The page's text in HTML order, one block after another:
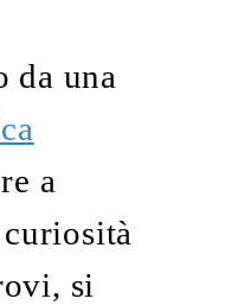
da una
a
si